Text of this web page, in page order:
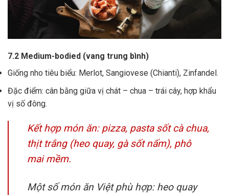
7.2 Medium-bodied (vang trung bình)
Giống nho tiêu biểu: Merlot, Sangiovese (Chianti), Zinfandel.
Đặc điểm: cân bằng giữa vị chát – chua – trái cây, hợp khẩu
vị số đông.
Kết hợp món ăn: pizza, pasta sốt cà chua,
thịt trắng (heo quay, gà sốt nấm), phô
mai mềm.
Một số món ăn Việt phù hợp: heo quay